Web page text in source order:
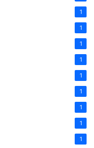
1
1
1
1
1
1
1
1
1